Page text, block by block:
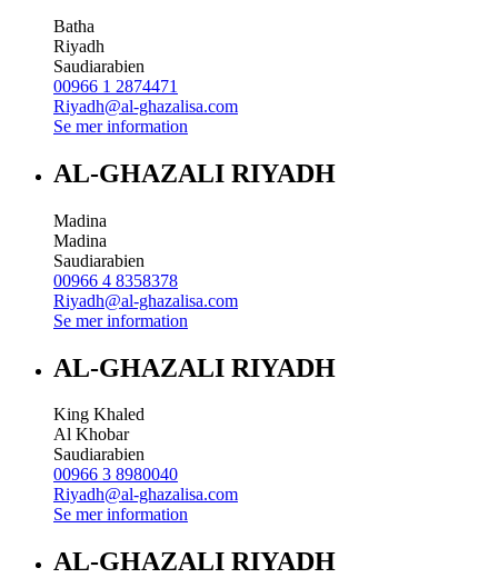
Batha
Riyadh
Saudiarabien
00966 1 2874471
Riyadh@al-ghazalisa.com
Se mer information
AL-GHAZALI RIYADH
Madina
Madina
Saudiarabien
00966 4 8358378
Riyadh@al-ghazalisa.com
Se mer information
AL-GHAZALI RIYADH
King Khaled
Al Khobar
Saudiarabien
00966 3 8980040
Riyadh@al-ghazalisa.com
Se mer information
AL-GHAZALI RIYADH